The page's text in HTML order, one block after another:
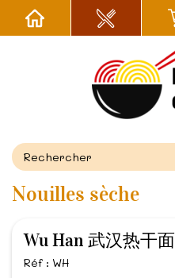
Nouilles sèche
Wu Han 武汉热干面
Réf : WH